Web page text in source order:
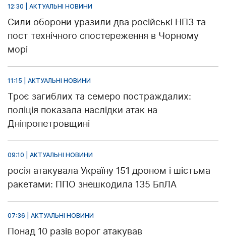
12:30 | АКТУАЛЬНІ НОВИНИ
Сили оборони уразили два російські НПЗ та
пост технічного спостереження в Чорному
морі
11:15 | АКТУАЛЬНІ НОВИНИ
Троє загиблих та семеро постраждалих:
поліція показала наслідки атак на
Дніпропетровщині
09:10 | АКТУАЛЬНІ НОВИНИ
росія атакувала Україну 151 дроном і шістьма
ракетами: ППО знешкодила 135 БпЛА
07:36 | АКТУАЛЬНІ НОВИНИ
Понад 10 разів ворог атакував